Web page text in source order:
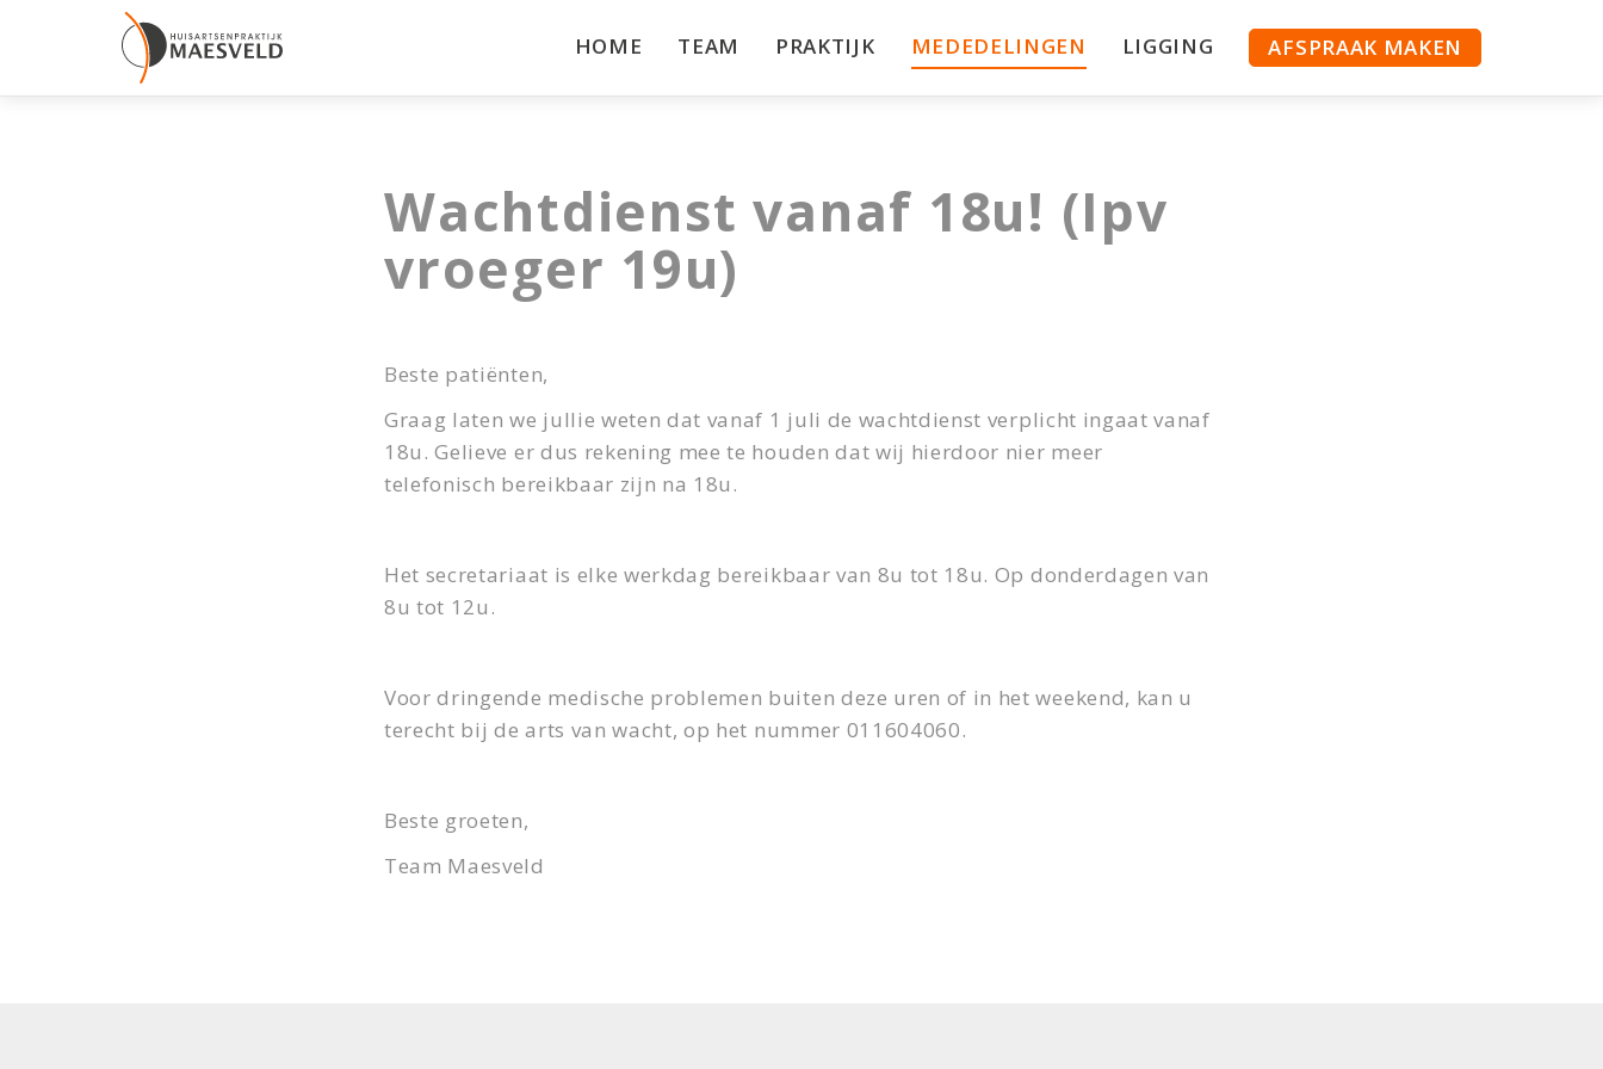
HOME TEAM PRAKTIJK MEDEDELINGEN LIGGING AFSPRAAK MAKEN
Wachtdienst vanaf 18u! (Ipv
vroeger 19u)
Beste patiënten,
Graag laten we jullie weten dat vanaf 1 juli de wachtdienst verplicht ingaat vanaf
18u. Gelieve er dus rekening mee te houden dat wij hierdoor nier meer
telefonisch bereikbaar zijn na 18u.
Het secretariaat is elke werkdag bereikbaar van 8u tot 18u. Op donderdagen van
8u tot 12u.
Voor dringende medische problemen buiten deze uren of in het weekend, kan u
terecht bij de arts van wacht, op het nummer 011604060.
Beste groeten,
Team Maesveld